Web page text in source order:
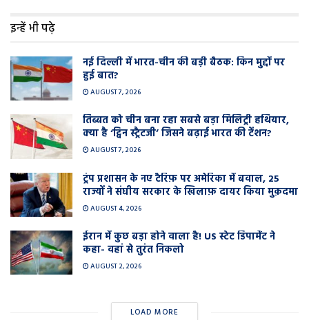
इन्हें भी पढ़े
नई दिल्ली में भारत-चीन की बड़ी बैठक: किन मुद्दों पर
हुई बात?
AUGUST 7, 2026
तिब्बत को चीन बना रहा सबसे बड़ा मिलिट्री हथियार,
क्या है ‘ट्विन स्ट्रैटजी’ जिसने बढ़ाई भारत की टेंशन?
AUGUST 7, 2026
ट्रंप प्रशासन के नए टैरिफ़ पर अमेरिका में बवाल, 25
राज्यों ने संघीय सरकार के खिलाफ़ दायर किया मुक़दमा
AUGUST 4, 2026
ईरान में कुछ बड़ा होने वाला है! US स्टेट डिपार्मेंट ने
कहा- वहां से तुरंत निकलो
AUGUST 2, 2026
LOAD MORE